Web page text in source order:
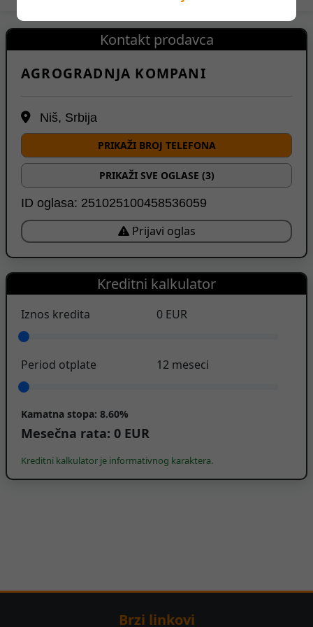
Kontakt prodavca
AGROGRADNJA KOMPANI
Niš, Srbija
PRIKAŽI BROJ TELEFONA
PRIKAŽI SVE OGLASE (3)
ID oglasa: 251025100458536059
Prijavi oglas
Kreditni kalkulator
Iznos kredita 0 EUR
Period otplate 12 meseci
Kamatna stopa: 8.60%
Mesečna rata: 0 EUR
Kreditni kalkulator je informativnog karaktera.
Brzi linkovi